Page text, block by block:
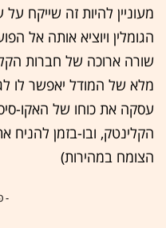
מעוניין להיות זה שייקח
הגומלין ויוציא אותה אל
שורה ארוכה של חברות
מלא של המודל יאפשר לו
עסקה את כוחו של האקו-
הקלינטק, ובו-בזמן להניח
הצומח במהירות)
-